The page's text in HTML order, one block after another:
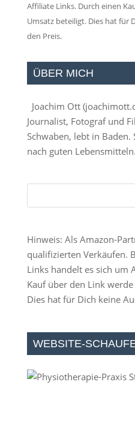
Affiliate Links. Durch einen
Umsatz beteiligt. Dies hat für
den Preis.
ÜBER MICH
Joachim Ott (
Journalist, Fotograf und
Schwaben, lebt in Baden.
nach guten Lebensmitteln.
Hinweis: Als Amazon-
qualifizierten Verkäufen.
Links handelt es sich um
Kauf über den Link
Dies hat für Dich keine
WEBSITE-